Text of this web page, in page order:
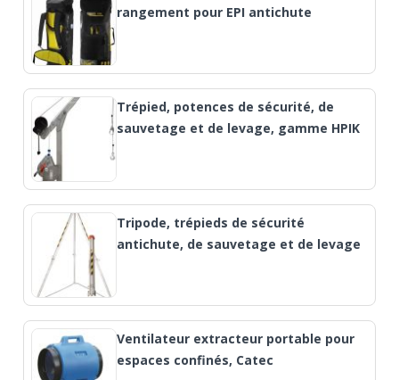
rangement pour EPI antichute
Trépied, potences de sécurité, de
sauvetage et de levage, gamme HPIK
Tripode, trépieds de sécurité
antichute, de sauvetage et de levage
Ventilateur extracteur portable pour
espaces confinés, Catec